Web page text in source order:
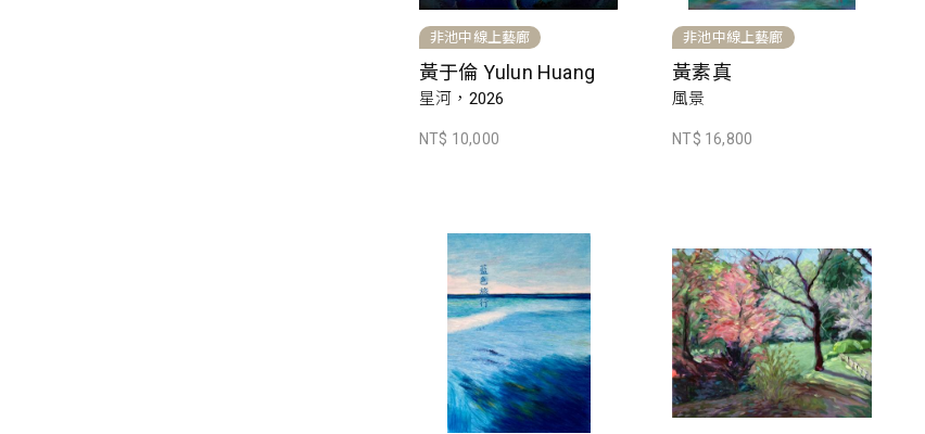
非池中線上藝廊
黃于倫 Yulun Huang
星河，2026
NT$ 10,000
非池中線上藝廊
黃素真
風景
NT$ 16,800